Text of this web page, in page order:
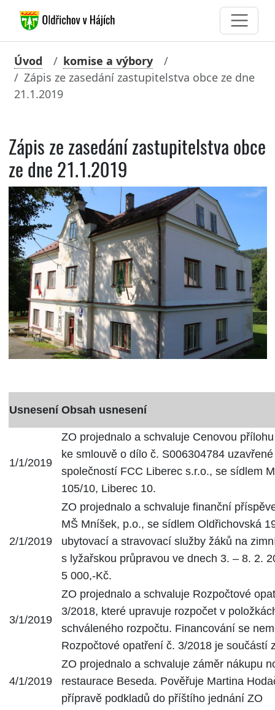
Úvod
komise a výbory
Zápis ze zasedání zastupitelstva obce ze dne
21.1.2019
Zápis ze zasedání zastupitelstva obce
ze dne 21.1.2019
Usnesení Obsah usnesení
1/1/2019
ZO projednalo a schvaluje Cenovou
ke smlouvě o dílo č. S006304784
společností FCC Liberec s.r.o., se sídlem
105/10, Liberec 10.
2/1/2019
ZO projednalo a schvaluje finanční
MŠ Mníšek, p.o., se sídlem Oldřichovská
ubytovací a stravovací služby žáků na
s lyžařskou průpravou ve dnech 3. – 8. 2.
5 000,-Kč.
3/1/2019
ZO projednalo a schvaluje Rozpočtové
3/2018, které upravuje rozpočet v
schváleného rozpočtu. Financování se
Rozpočtové opatření č. 3/2018 je součástí
4/1/2019
ZO projednalo a schvaluje záměr nákupu
restaurace Beseda. Pověřuje Martina
přípravě podkladů do příštího jednání ZO